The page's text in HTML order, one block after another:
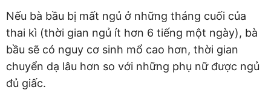
Nếu bà bầu bị mất ngủ ở những tháng cuối của
thai kì (thời gian ngủ ít hơn 6 tiếng một ngày), bà
bầu sẽ có nguy cơ sinh mổ cao hơn, thời gian
chuyển dạ lâu hơn so với những phụ nữ được ngủ
đủ giấc.